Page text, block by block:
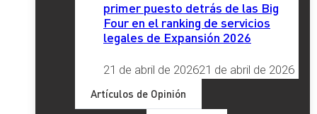
primer puesto detrás de las Big
Four en el ranking de servicios
legales de Expansión 2026
21 de abril de 202621 de abril de 2026
Artículos de Opinión